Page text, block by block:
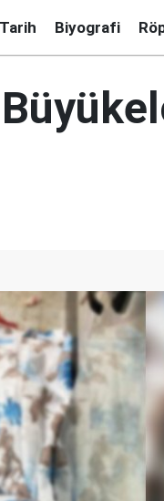
Tarih Biyografi